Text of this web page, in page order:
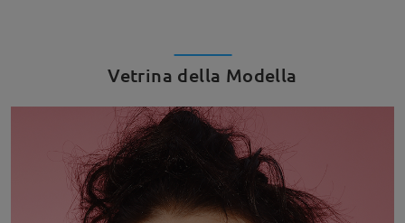
Vetrina della Modella